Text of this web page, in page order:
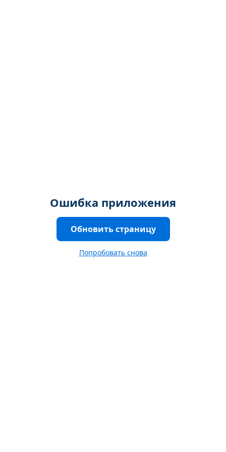
Ошибка приложения
Обновить страницу
Попробовать снова